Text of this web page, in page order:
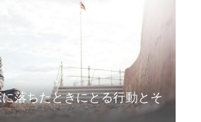
落ちたときにとる行動とそ